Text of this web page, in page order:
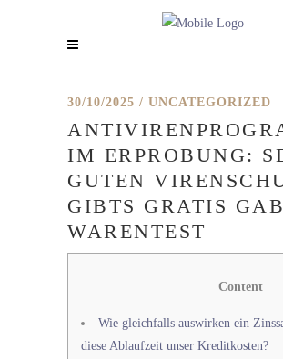
30/10/2025 UNCATEGORIZED
IM ERPROBUNG:
GUTEN
GIBTS GRATIS
WARENTEST
Content
Wie gleichfalls auswirken ein
diese Ablaufzeit unser Kreditkosten?